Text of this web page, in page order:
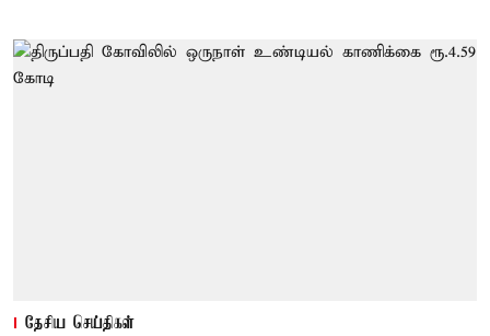
தேசிய செய்திகள்